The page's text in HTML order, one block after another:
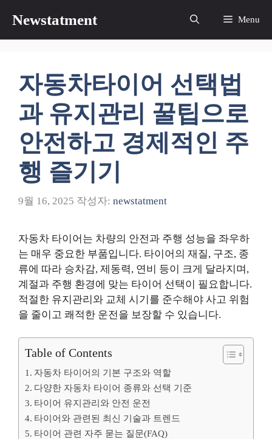
츠
Newstatment Menu
자동차타이어 선택법
과 유지관리 꿀팁으로
안전하고 경제적인 주
행 즐기기
9월 16, 2025 작성자: newstatment
자동차 타이어는 차량의 안전과 주행 성능을 좌우하
는 매우 중요한 부품입니다. 타이어의 재질, 구조, 종
류에 따라 승차감, 제동력, 연비 등이 크게 달라지며,
계절과 주행 환경에 맞는 타이어 선택이 필요합니다.
적절한 유지관리와 교체 시기를 준수해야 사고 위험
을 줄이고 쾌적한 운전을 보장할 수 있습니다.
Table of Contents
자동차 타이어의 기본 구조와 역할
다양한 자동차 타이어 종류와 선택 기준
타이어 유지관리와 안전 운전
타이어와 관련된 최신 기술과 트렌드
타이어 관련 자주 묻는 질문(FAQ)